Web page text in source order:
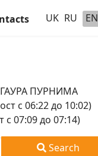
UK RU EN
ГАУРА ПУРНИМА
с 06:22 до 10:02)
07:09 до 07:14)
Search